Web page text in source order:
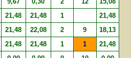
21,48 21,48 1 21,48
21,48 22,08 2 9 18,13
21,48 21,48 1 1 21,48